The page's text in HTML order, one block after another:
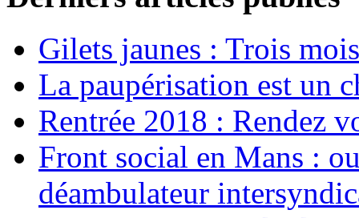
Gilets jaunes : Trois
La paupérisation est un
Rentrée 2018 : Rendez
Front social en Mans :
déambulateur